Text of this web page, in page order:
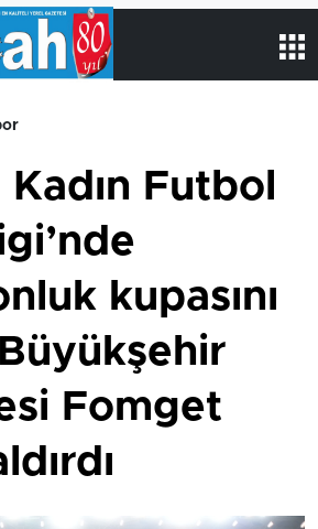
Futbol
kupasını
Fomget